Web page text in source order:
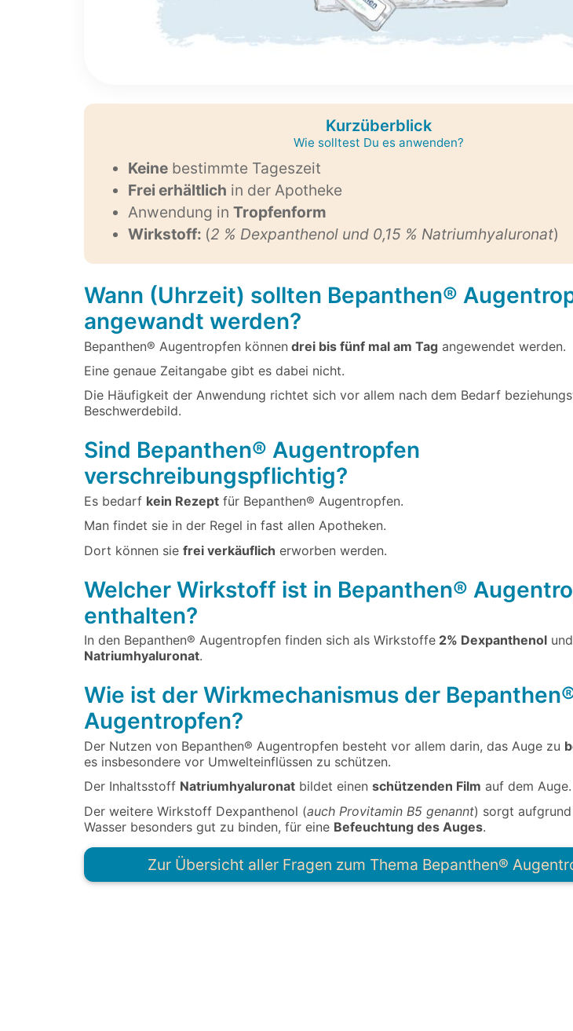
Kurzüberblick
Wie solltest Du es anwenden?
Keine bestimmte Tageszeit
Frei erhältlich in der Apotheke
Anwendung in Tropfenform
Wirkstoff: (2 % Dexpanthenol und 0,15 % Natriumhyaluronat)
Wann (Uhrzeit) sollten Bepanthen®
angewandt werden?
Bepanthen® Augentropfen können drei bis fünf mal am Tag angewendet werden.
Eine genaue Zeitangabe gibt es dabei nicht.
Die Häufigkeit der Anwendung richtet sich vor allem nach dem Bedarf
Beschwerdebild.
Sind Bepanthen® Augentropfen
verschreibungspflichtig?
Es bedarf kein Rezept für Bepanthen® Augentropfen.
Man findet sie in der Regel in fast allen Apotheken.
Dort können sie frei verkäuflich erworben werden.
Welcher Wirkstoff ist in Bepanthen®
enthalten?
In den Bepanthen® Augentropfen finden sich als Wirkstoffe 2% Dexpanthenol und
Natriumhyaluronat.
Wie ist der Wirkmechanismus der
Augentropfen?
Der Nutzen von Bepanthen® Augentropfen besteht vor allem darin, das Auge zu
es insbesondere vor Umwelteinflüssen zu schützen.
Der Inhaltsstoff Natriumhyaluronat bildet einen schützenden Film auf dem Auge.
Der weitere Wirkstoff Dexpanthenol (auch Provitamin B5 genannt) sorgt
Wasser besonders gut zu binden, für eine Befeuchtung des Auges.
Zur Übersicht aller Fragen zum Thema Bepanthen®